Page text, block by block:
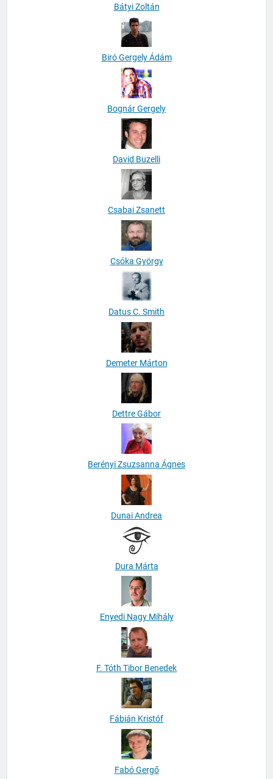
Bátyi Zoltán
Biró Gergely Ádám
Bognár Gergely
David Buzelli
Csabai Zsanett
Csóka György
Datus C. Smith
Demeter Márton
Dettre Gábor
Berényi Zsuzsanna Ágnes
Dunai Andrea
Dura Márta
Enyedi Nagy Mihály
F. Tóth Tibor Benedek
Fábián Kristóf
Fabó Gergő